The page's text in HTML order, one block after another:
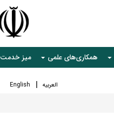
همکاری‌های علمی میز خدمت
العربیه English